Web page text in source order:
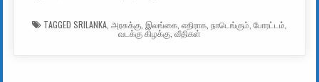
TAGGED SRILANKA அரசுக்கு இலங்கை எதிராக நாடெங்கும் போரட்டம்
வடக்கு கிழக்கு வீதிகள்